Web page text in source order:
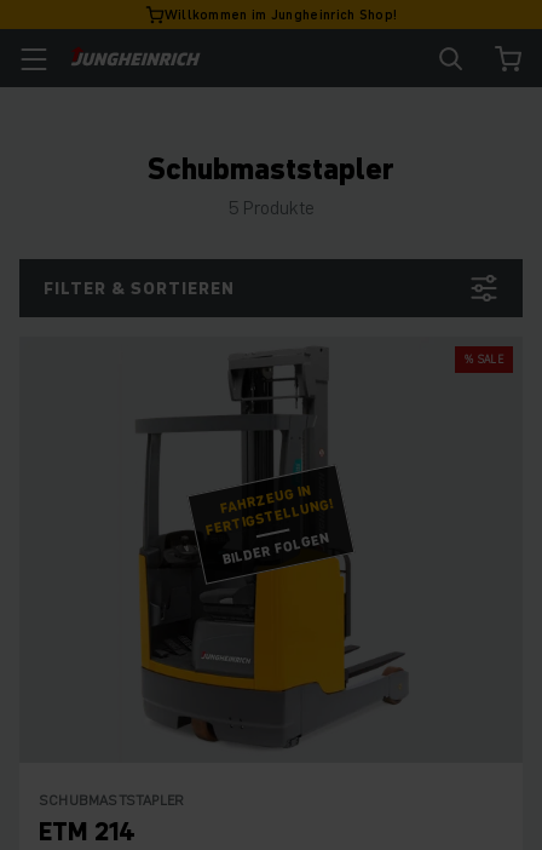
Willkommen im Jungheinrich Shop!
Schubmaststapler
5 Produkte
FILTER & SORTIEREN
FAHRZEUG IN
FERTIGSTELLUNG!
BILDER FOLGEN
% SALE
SCHUBMASTSTAPLER
ETM 214